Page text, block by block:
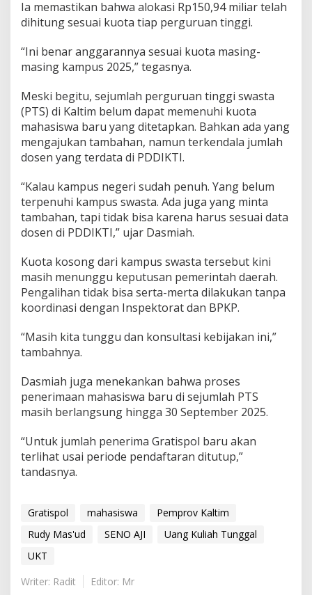
Ia memastikan bahwa alokasi Rp150,94 miliar telah
dihitung sesuai kuota tiap perguruan tinggi.
“Ini benar anggarannya sesuai kuota masing-
masing kampus 2025,” tegasnya.
Meski begitu, sejumlah perguruan tinggi swasta
(PTS) di Kaltim belum dapat memenuhi kuota
mahasiswa baru yang ditetapkan. Bahkan ada yang
mengajukan tambahan, namun terkendala jumlah
dosen yang terdata di PDDIKTI.
“Kalau kampus negeri sudah penuh. Yang belum
terpenuhi kampus swasta. Ada juga yang minta
tambahan, tapi tidak bisa karena harus sesuai data
dosen di PDDIKTI,” ujar Dasmiah.
Kuota kosong dari kampus swasta tersebut kini
masih menunggu keputusan pemerintah daerah.
Pengalihan tidak bisa serta-merta dilakukan tanpa
koordinasi dengan Inspektorat dan BPKP.
“Masih kita tunggu dan konsultasi kebijakan ini,”
tambahnya.
Dasmiah juga menekankan bahwa proses
penerimaan mahasiswa baru di sejumlah PTS
masih berlangsung hingga 30 September 2025.
“Untuk jumlah penerima Gratispol baru akan
terlihat usai periode pendaftaran ditutup,”
tandasnya.
Gratispol mahasiswa
Pemprov Kaltim
Rudy Mas'ud
SENO AJI
Uang Kuliah Tunggal
UKT
Writer: Radit
Editor: Mr